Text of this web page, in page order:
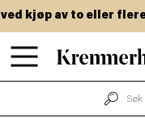
Hopp
til
kjøp av to eller flere